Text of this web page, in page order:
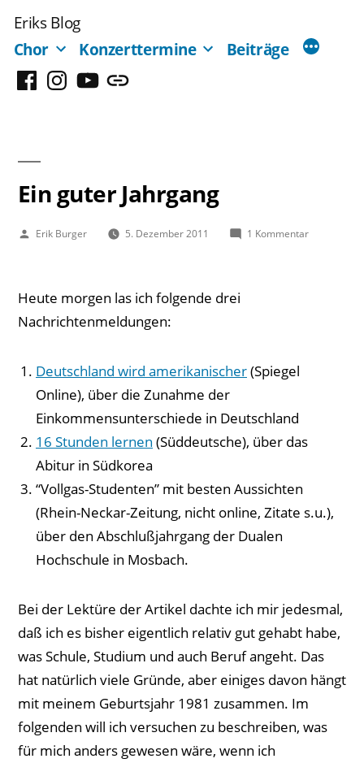
Inhalt
springen
Eriks Blog
Chor
Konzerttermine Beiträge
FacebookInstagram
YouTubeMastodon
Ein guter Jahrgang
Veröffentlicht
Erik Burger 5. Dezember 2011 1 Kommentarzu
Heute morgen las ich folgende drei
Nachrichtenmeldungen:
Deutschland wird amerikanischer(Spiegel
Online), über die Zunahme der
Einkommensunterschiede in Deutschland
16 Stunden lernen (Süddeutsche), über das
Abitur in Südkorea
“Vollgas-Studenten” mit besten Aussichten
(Rhein-Neckar-Zeitung, nicht online, Zitate s.u.),
über den Abschlußjahrgang der Dualen
Hochschule in Mosbach.
Bei der Lektüre der Artikel dachte ich mir jedesmal,
daß ich es bisher eigentlich relativ gut gehabt habe,
was Schule, Studium und auch Beruf angeht. Das
hat natürlich viele Gründe, aber einiges davon hängt
mit meinem Geburtsjahr 1981 zusammen. Im
folgenden will ich versuchen zu beschreiben, was
für mich anders gewesen wäre, wenn ich